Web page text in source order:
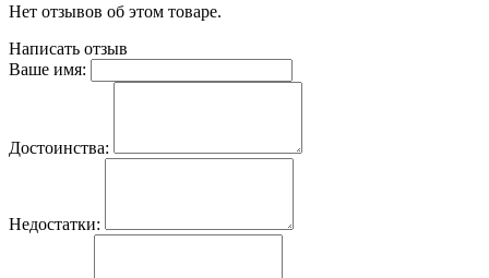
Нет отзывов об этом товаре.
Написать отзыв
Ваше имя:
Достоинства:
Недостатки: